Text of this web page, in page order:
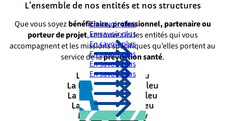
L'ensemble de nos entités et nos structures
Que vous soyezbénéficiaire, professionnel, partenaire ou
porteur de projet, retrouvez ici les entités qui vous
accompagnent et les missions spécifiques qu’elles portent au
service de laprévention santé.
L’Institut Siel Bleu
En savoir plus
La Fédération Siel Bleu
En savoir plus
La Fondation Siel Bleu
En savoir plus
La Foncière Siel Bleu
En savoir plus
Make Me Healthy
En savoir plus
En savoir plus